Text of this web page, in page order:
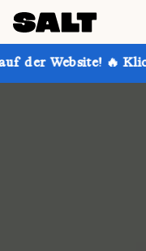
🔥 Klick hier, um